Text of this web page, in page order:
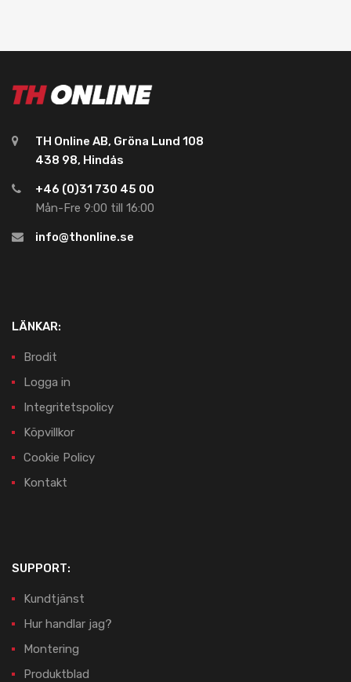
TH Online AB, Gröna Lund 108
438 98, Hindås
+46 (0)31 730 45 00
Mån-Fre 9:00 till 16:00
info@thonline.se
LÄNKAR:
Brodit
Logga in
Integritetspolicy
Köpvillkor
Cookie Policy
Kontakt
SUPPORT:
Kundtjänst
Hur handlar jag?
Montering
Produktblad